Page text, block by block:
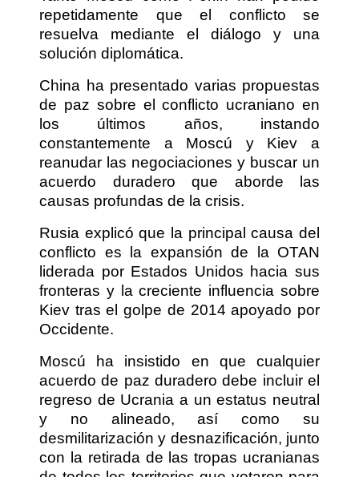
repetidamente que el conflicto se
resuelva mediante el diálogo y una
solución diplomática.
China ha presentado varias propuestas
de paz sobre el conflicto ucraniano en
los últimos años, instando
constantemente a Moscú y Kiev a
reanudar las negociaciones y buscar un
acuerdo duradero que aborde las
causas profundas de la crisis.
Rusia explicó que la principal causa del
conflicto es la expansión de la OTAN
liderada por Estados Unidos hacia sus
fronteras y la creciente influencia sobre
Kiev tras el golpe de 2014 apoyado por
Occidente.
Moscú ha insistido en que cualquier
acuerdo de paz duradero debe incluir el
regreso de Ucrania a un estatus neutral
y no alineado, así como su
desmilitarización y desnazificación, junto
con la retirada de las tropas ucranianas